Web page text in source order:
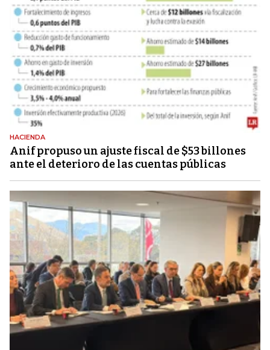
HACIENDA
Anif propuso un ajuste fiscal de $53 billones
ante el deterioro de las cuentas públicas